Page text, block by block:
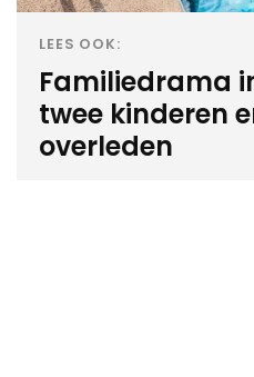
LEES OOK:
Familiedrama
twee kinderen
overleden